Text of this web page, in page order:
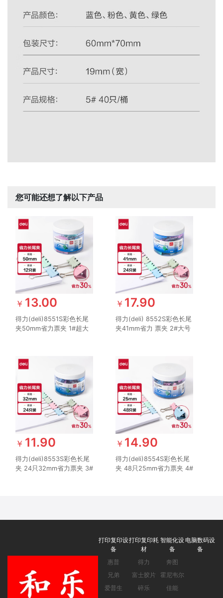
您可能还想了解以下产品
￥ 13.00
得力(deli)8551S彩色长尾
夹50mm省力票夹 1#超大
￥ 17.90
得力(deli) 8552S彩色长尾
夹41mm省力 票夹 2#大号
￥ 11.90
得力(deli)8553S彩色长尾
夹 24只32mm省力票夹 3#
￥ 14.90
得力(deli)8554S彩色长尾
夹 48只25mm省力票夹 4#
打印复印设
备
惠普
兄弟
爱普生
打印复印耗
材
得力
富士胶片
碎乐
智能化设
备
奔图
霍尼韦尔
佳能
电脑数码设
备